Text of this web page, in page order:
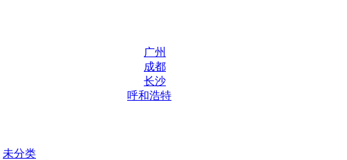
广州
成都
长沙
呼和浩特
未分类